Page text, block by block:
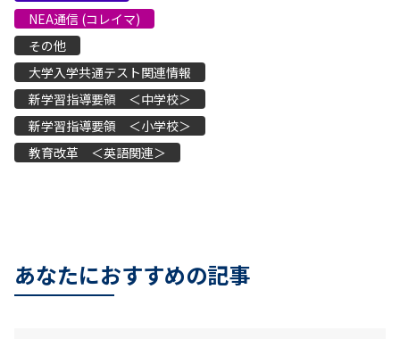
NEA通信 (コレイマ)
その他
大学入学共通テスト関連情報
新学習指導要領 ＜中学校＞
新学習指導要領 ＜小学校＞
教育改革 ＜英語関連＞
あなたにおすすめの記事